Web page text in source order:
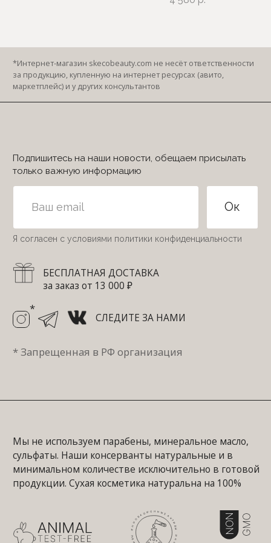
Все права защищены
Разработка сайта
ИП Близнюкова Елизавета Анатольевна
ИНН 231711421940